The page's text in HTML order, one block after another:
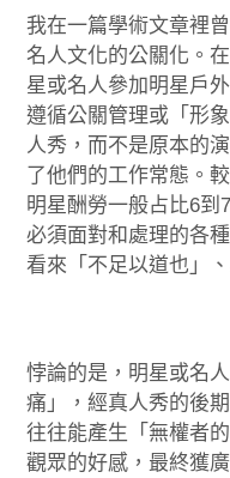
我在一篇學術文章裡
名人文化的公關化。
星或名人參加明星戶
遵循公關管理或「形
人秀，而不是原本的
了他們的工作常態。
明星酬勞一般占比6到
必須面對和處理的各
看來「不足以道也」
悖論的是，明星或名
痛」，經真人秀的後
往往能產生「無權者
觀眾的好感，最終獲